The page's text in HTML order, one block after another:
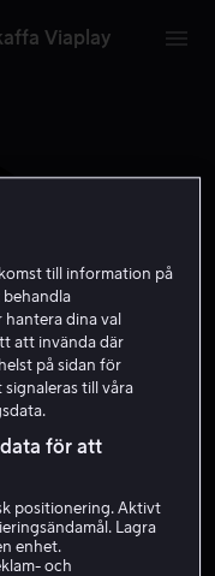
Viaplay
till information på
behandla
dina val
att invända där
på sidan för
signaleras till våra
för att
positionering. Aktivt
Lagra
enhet.
och